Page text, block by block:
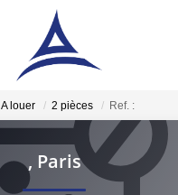
VENTES
Acheter
A louer 2 pièces Ref. :
, Paris